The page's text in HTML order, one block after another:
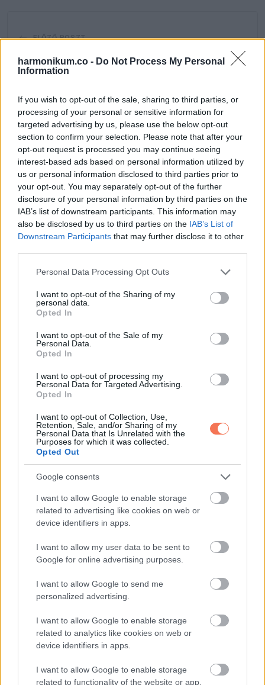
harmonikum.co - Do Not Process My Personal
Information
If you wish to opt-out of the sale, sharing to third parties, or
processing of your personal or sensitive information for
targeted advertising by us, please use the below opt-out
section to confirm your selection. Please note that after your
opt-out request is processed you may continue seeing
interest-based ads based on personal information utilized by
us or personal information disclosed to third parties prior to
your opt-out. You may separately opt-out of the further
disclosure of your personal information by third parties on the
IAB’s list of downstream participants. This information may
also be disclosed by us to third parties on the IAB’s List of
Downstream Participants that may further disclose it to other
Please note that this website/app uses one or more Google
not limited to your visit or usage behaviour. You may click to
grant or deny consent to Google and its third-party tags to
use your data for below specified purposes in below Google
consent section.
Personal Data Processing Opt Outs
I want to opt-out of the Sharing of my
personal data.
Opted In
I want to opt-out of the Sale of my
Personal Data.
Opted In
I want to opt-out of processing my
Personal Data for Targeted Advertising.
Opted In
I want to opt-out of Collection, Use,
Retention, Sale, and/or Sharing of my
Personal Data that Is Unrelated with the
Purposes for which it was collected.
Opted Out
Google consents
I want to allow Google to enable storage
related to advertising like cookies on web or
device identifiers in apps.
I want to allow my user data to be sent to
Google for online advertising purposes.
I want to allow Google to send me
personalized advertising.
I want to allow Google to enable storage
related to analytics like cookies on web or
device identifiers in apps.
I want to allow Google to enable storage
related to functionality of the website or app.
ELŐZŐ POSZT
Hidegfront söpri el a hőhullámot, bezuhan
a hőmérséklet
KÖVETKEZŐ POSZT
Napi horoszkóp augusztus 10. – Rákok,
Ikrek, Halak, Kosok, Mérlegek, Oroszlánok!
Mire a végére értem, potyogtak a könnyeim a